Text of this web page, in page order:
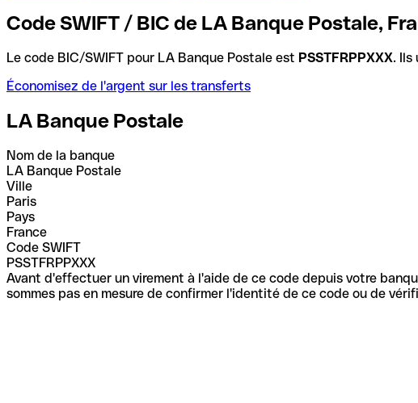
Code SWIFT / BIC de LA Banque Postale,
Le code BIC/SWIFT pour LA Banque Postale est PSSTFRPPXXX. Ils
Économisez de l'argent sur les transferts
LA Banque Postale
Nom de la banque
LA Banque Postale
Ville
Paris
Pays
France
Code SWIFT
PSSTFRPPXXX
Avant d'effectuer un virement à l'aide de ce code depuis votre
sommes pas en mesure de confirmer l'identité de ce code ou de